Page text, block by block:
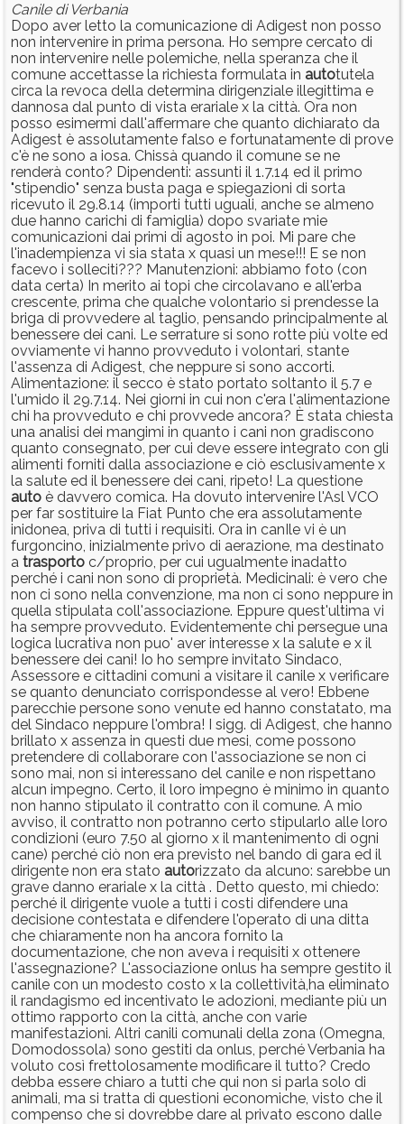
Canile di Verbania
Dopo aver letto la comunicazione di Adigest non posso
non intervenire in prima persona. Ho sempre cercato di
non intervenire nelle polemiche, nella speranza che il
comune accettasse la richiesta formulata in autotutela
circa la revoca della determina dirigenziale illegittima e
dannosa dal punto di vista erariale x la città. Ora non
posso esimermi dall'affermare che quanto dichiarato da
Adigest è assolutamente falso e fortunatamente di prove
c'è ne sono a iosa. Chissà quando il comune se ne
renderà conto? Dipendenti: assunti il 1.7.14 ed il primo
"stipendio" senza busta paga e spiegazioni di sorta
ricevuto il 29.8.14 (importi tutti uguali, anche se almeno
due hanno carichi di famiglia) dopo svariate mie
comunicazioni dai primi di agosto in poi. Mi pare che
l'inadempienza vi sia stata x quasi un mese!!! E se non
facevo i solleciti??? Manutenzioni: abbiamo foto (con
data certa) In merito ai topi che circolavano e all'erba
crescente, prima che qualche volontario si prendesse la
briga di provvedere al taglio, pensando principalmente al
benessere dei cani. Le serrature si sono rotte più volte ed
ovviamente vi hanno provveduto i volontari, stante
l'assenza di Adigest, che neppure si sono accorti.
Alimentazione: il secco è stato portato soltanto il 5.7 e
l'umido il 29.7.14. Nei giorni in cui non c'era l'alimentazione
chi ha provveduto e chi provvede ancora? È stata chiesta
una analisi dei mangimi in quanto i cani non gradiscono
quanto consegnato, per cui deve essere integrato con gli
alimenti forniti dalla associazione e ciò esclusivamente x
la salute ed il benessere dei cani, ripeto! La questione
auto è davvero comica. Ha dovuto intervenire l'Asl VCO
per far sostituire la Fiat Punto che era assolutamente
inidonea, priva di tutti i requisiti. Ora in canIle vi è un
furgoncino, inizialmente privo di aerazione, ma destinato
a trasporto c/proprio, per cui ugualmente inadatto
perché i cani non sono di proprietà. Medicinali: è vero che
non ci sono nella convenzione, ma non ci sono neppure in
quella stipulata coll'associazione. Eppure quest'ultima vi
ha sempre provveduto. Evidentemente chi persegue una
logica lucrativa non puo' aver interesse x la salute e x il
benessere dei cani! Io ho sempre invitato Sindaco,
Assessore e cittadini comuni a visitare il canile x verificare
se quanto denunciato corrispondesse al vero! Ebbene
parecchie persone sono venute ed hanno constatato, ma
del Sindaco neppure l'ombra! I sigg. di Adigest, che hanno
brillato x assenza in questi due mesi, come possono
pretendere di collaborare con l'associazione se non ci
sono mai, non si interessano del canile e non rispettano
alcun impegno. Certo, il loro impegno è minimo in quanto
non hanno stipulato il contratto con il comune. A mio
avviso, il contratto non potranno certo stipularlo alle loro
condizioni (euro 7.50 al giorno x il mantenimento di ogni
cane) perché ciò non era previsto nel bando di gara ed il
dirigente non era stato autorizzato da alcuno: sarebbe un
grave danno erariale x la città . Detto questo, mi chiedo:
perché il dirigente vuole a tutti i costi difendere una
decisione contestata e difendere l'operato di una ditta
che chiaramente non ha ancora fornito la
documentazione, che non aveva i requisiti x ottenere
l'assegnazione? L'associazione onlus ha sempre gestito il
canile con un modesto costo x la collettività,ha eliminato
il randagismo ed incentivato le adozioni, mediante più un
ottimo rapporto con la città, anche con varie
manifestazioni. Altri canili comunali della zona (Omegna,
Domodossola) sono gestiti da onlus, perché Verbania ha
voluto così frettolosamente modificare il tutto? Credo
debba essere chiaro a tutti che qui non si parla solo di
animali, ma si tratta di questioni economiche, visto che il
compenso che si dovrebbe dare al privato escono dalle